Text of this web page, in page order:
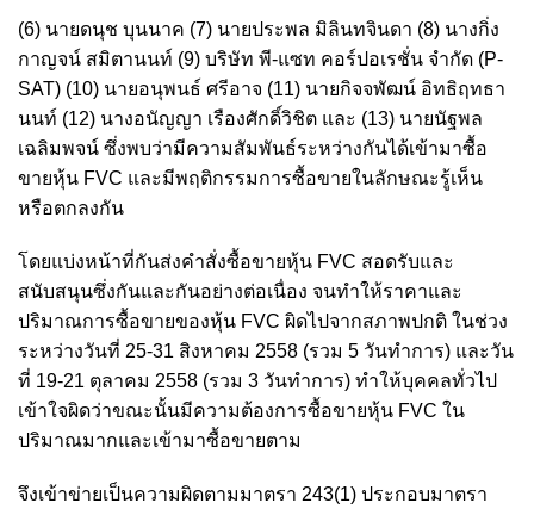
(6) นายดนุช บุนนาค (7) นายประพล มิลินทจินดา (8) นางกิ่ง
กาญจน์ สมิตานนท์ (9) บริษัท พี-แซท คอร์ปอเรชั่น จำกัด (P-
SAT) (10) นายอนุพนธ์ ศรีอาจ (11) นายกิจจพัฒน์ อิทธิฤทธา
นนท์ (12) นางอนัญญา เรืองศักดิ์วิชิต และ (13) นายนัฐพล
เฉลิมพจน์ ซึ่งพบว่ามีความสัมพันธ์ระหว่างกันได้เข้ามาซื้อ
ขายหุ้น FVC และมีพฤติกรรมการซื้อขายในลักษณะรู้เห็น
หรือตกลงกัน
โดยแบ่งหน้าที่กันส่งคำสั่งซื้อขายหุ้น FVC สอดรับและ
สนับสนุนซึ่งกันและกันอย่างต่อเนื่อง จนทำให้ราคาและ
ปริมาณการซื้อขายของหุ้น FVC ผิดไปจากสภาพปกติ ในช่วง
ระหว่างวันที่ 25-31 สิงหาคม 2558 (รวม 5 วันทำการ) และวัน
ที่ 19-21 ตุลาคม 2558 (รวม 3 วันทำการ) ทำให้บุคคลทั่วไป
เข้าใจผิดว่าขณะนั้นมีความต้องการซื้อขายหุ้น FVC ใน
ปริมาณมากและเข้ามาซื้อขายตาม
จึงเข้าข่ายเป็นความผิดตามมาตรา 243(1) ประกอบมาตรา